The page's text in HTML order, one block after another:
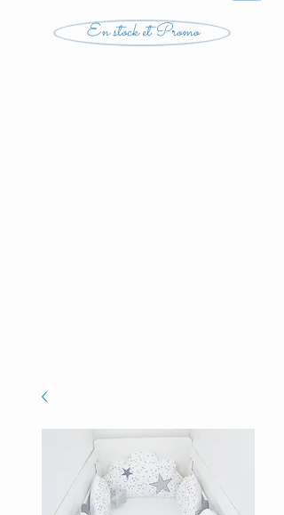
En stock et Promo